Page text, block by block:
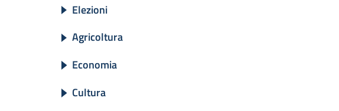
Elezioni
Agricoltura
Economia
Cultura